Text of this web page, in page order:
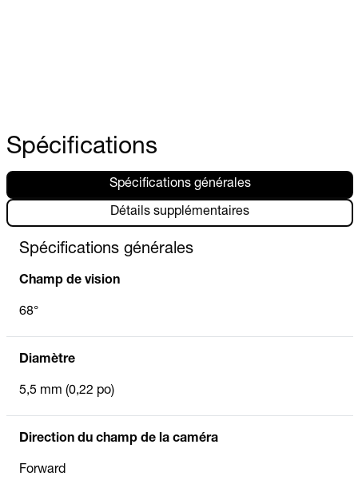
Spécifications
Spécifications générales
Détails supplémentaires
Spécifications générales
Champ de vision
68°
Diamètre
5,5 mm (0,22 po)
Direction du champ de la caméra
Forward